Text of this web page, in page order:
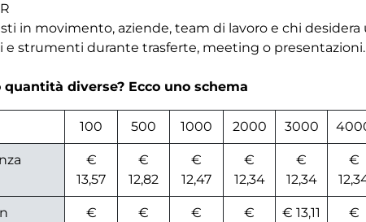
in movimento, aziende, team di lavoro e chi desidera
strumenti durante trasferte, meeting o presentazioni.
quantità diverse? Ecco uno schema
100 500 1000 2000 3000
€
13,57
€
12,82
€
12,47
€
12,34
€
12,34
€
€
€
€
€
€ 13,11
€